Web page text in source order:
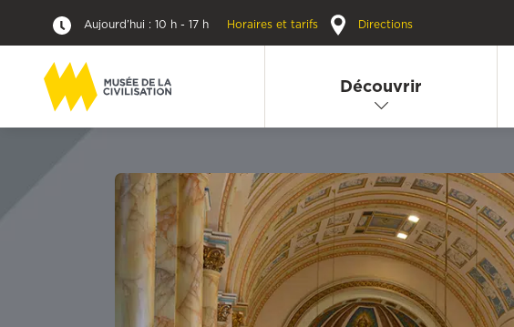
Aujourd’hui : 10 h - 17 h Horaires et tarifs Directions
Découvrir